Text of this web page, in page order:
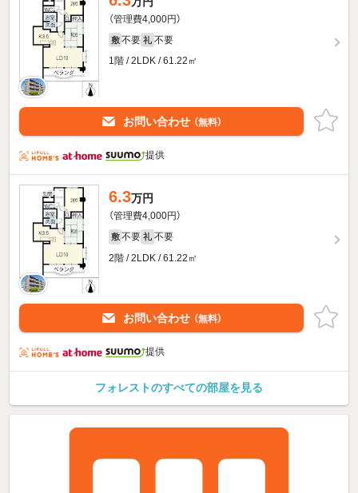
（管理費4,000円）
敷 不要 礼 不要
1階 / 2LDK / 61.22㎡
お問い合わせ （無料）
提供
6.3万円
（管理費4,000円）
敷 不要 礼 不要
2階 / 2LDK / 61.22㎡
お問い合わせ （無料）
提供
フォレストのすべての部屋を見る